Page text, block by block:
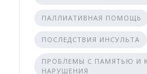
ПАЛЛИАТИВНАЯ ПОМОЩЬ
ПОСЛЕДСТВИЯ ИНСУЛЬТА
ПРОБЛЕМЫ С ПАМЯТЬЮ И
НАРУШЕНИЯ